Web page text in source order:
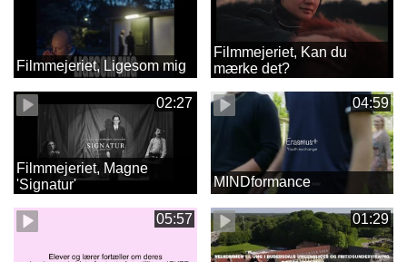
Filmmejeriet, Ligesom mig
Filmmejeriet, Kan du
mærke det?
02:27
Filmmejeriet, Magne
'Signatur'
04:59
MINDformance
05:57 01:29